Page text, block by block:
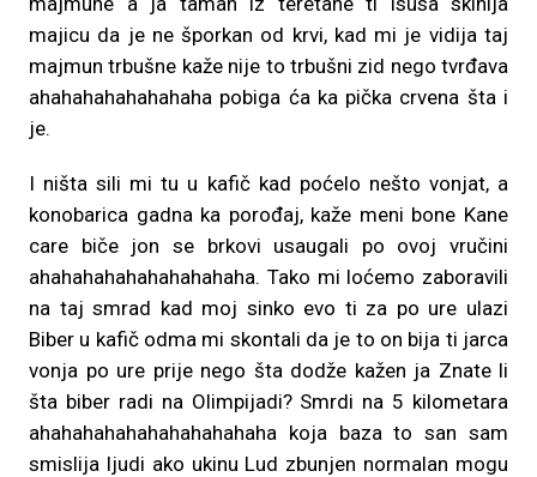
majicu da je ne šporkan od krvi, kad mi je vidija taj
majmun trbušne kaže nije to trbušni zid nego tvrđava
ahahahahahahahaha pobiga ća ka pička crvena šta i
je.
I ništa sili mi tu u kafič kad poćelo nešto vonjat, a
konobarica gadna ka porođaj, kaže meni bone Kane
care biče jon se brkovi usaugali po ovoj vručini
ahahahahahahahahahaha. Tako mi loćemo zaboravili
na taj smrad kad moj sinko evo ti za po ure ulazi
Biber u kafič odma mi skontali da je to on bija ti jarca
vonja po ure prije nego šta dodže kažen ja Znate li
šta biber radi na Olimpijadi? Smrdi na 5 kilometara
ahahahahahahahahahahaha koja baza to san sam
smislija ljudi ako ukinu Lud zbunjen normalan mogu